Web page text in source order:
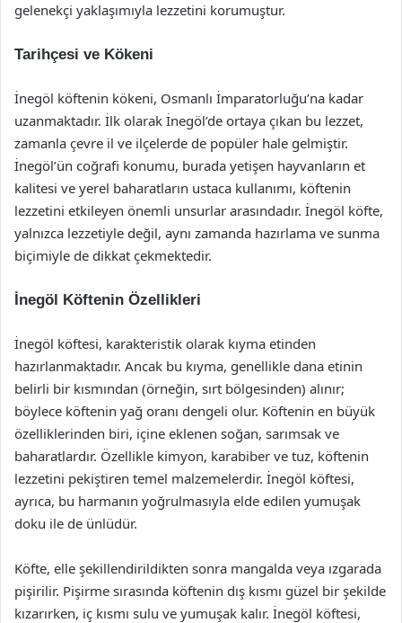
gelenekçi yaklaşımıyla lezzetini korumuştur.
Tarihçesi ve Kökeni
İnegöl köftenin kökeni, Osmanlı İmparatorluğu’na kadar
uzanmaktadır. İlk olarak İnegöl’de ortaya çıkan bu lezzet,
zamanla çevre il ve ilçelerde de popüler hale gelmiştir.
İnegöl’ün coğrafi konumu, burada yetişen hayvanların et
kalitesi ve yerel baharatların ustaca kullanımı, köftenin
lezzetini etkileyen önemli unsurlar arasındadır. İnegöl köfte,
yalnızca lezzetiyle değil, aynı zamanda hazırlama ve sunma
biçimiyle de dikkat çekmektedir.
İnegöl Köftenin Özellikleri
İnegöl köftesi, karakteristik olarak kıyma etinden
hazırlanmaktadır. Ancak bu kıyma, genellikle dana etinin
belirli bir kısmından (örneğin, sırt bölgesinden) alınır;
böylece köftenin yağ oranı dengeli olur. Köftenin en büyük
özelliklerinden biri, içine eklenen soğan, sarımsak ve
baharatlardır. Özellikle kimyon, karabiber ve tuz, köftenin
lezzetini pekiştiren temel malzemelerdir. İnegöl köftesi,
ayrıca, bu harmanın yoğrulmasıyla elde edilen yumuşak
doku ile de ünlüdür.
Köfte, elle şekillendirildikten sonra mangalda veya ızgarada
pişirilir. Pişirme sırasında köftenin dış kısmı güzel bir şekilde
kızarırken, iç kısmı sulu ve yumuşak kalır. İnegöl köftesi,